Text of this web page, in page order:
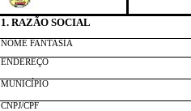
1. RAZÃO SOCIAL
NOME FANTASIA
ENDEREÇO
MUNICÍPIO
CNPJ/CPF